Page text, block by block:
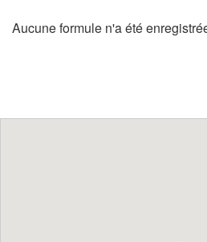
Aucune formule n'a été